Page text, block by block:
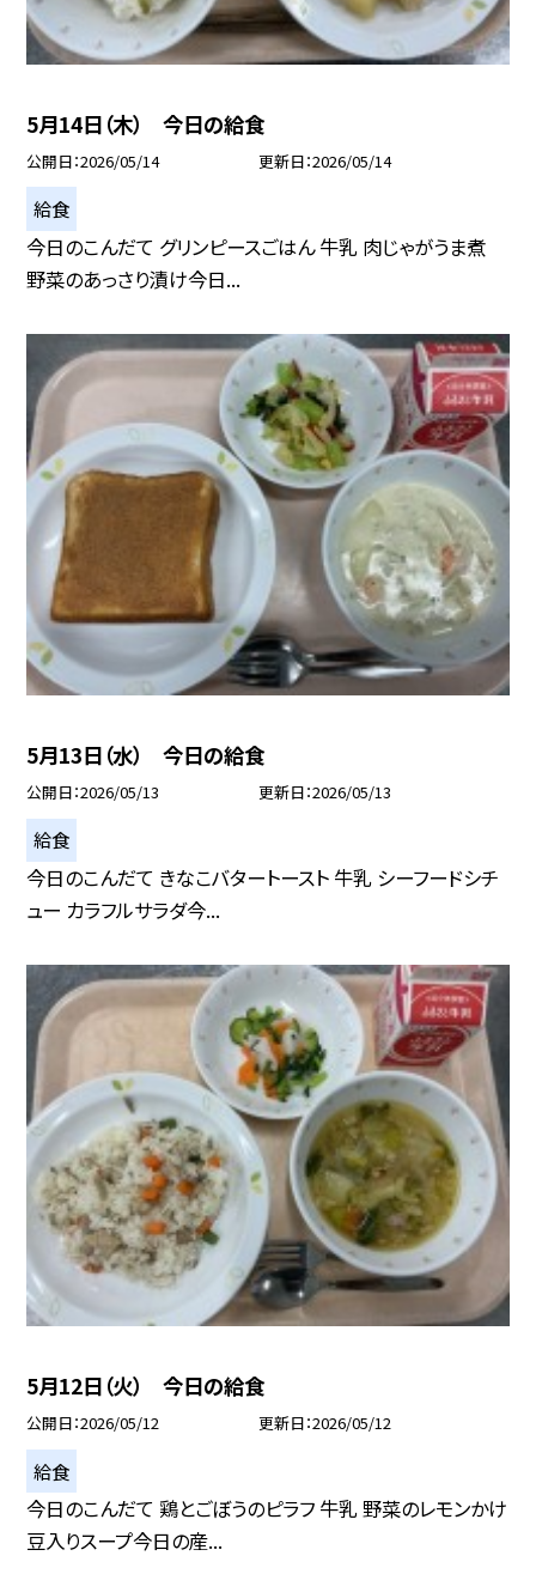
5月14日（木） 今日の給食
公開日 2026/05/14 更新日 2026/05/14
給食
今日のこんだて グリンピースごはん 牛乳 肉じゃがうま煮
野菜のあっさり漬け今日...
5月13日（水） 今日の給食
公開日 2026/05/13 更新日 2026/05/13
給食
今日のこんだて きなこバタートースト 牛乳 シーフードシチ
ュー カラフルサラダ今...
5月12日（火） 今日の給食
公開日 2026/05/12 更新日 2026/05/12
給食
今日のこんだて 鶏とごぼうのピラフ 牛乳 野菜のレモンかけ
豆入りスープ今日の産...